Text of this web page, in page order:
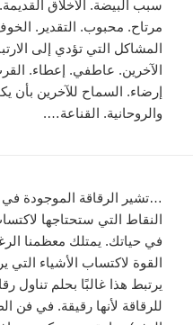
سبب البيضة. الأخلاق
مرتاح. محبوب. التقدير.
المشاكل التي تؤدي إلى
الآخرين. عاطفي. إعطاء.
إرضاء. السماح للآخرين بأن
والروحانية. القناعة….
…تشير الرقاقة الموجودة
النقاط التي ستحتاجها
في حياتك. يمتلك معظمنا
القوة لاكتساب الأشياء التي
يرتبط هذا غالبًا بحلم تناول
للرقاقة لأنها رقيقة. في فن